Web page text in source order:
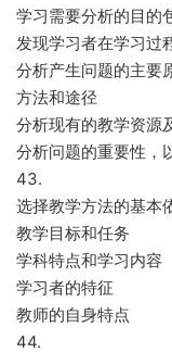
学习需要分析的目的
发现学习者在学习过
分析产生问题的主要
方法和途径
分析现有的教学资源
分析问题的重要性，
43.
选择教学方法的基本
教学目标和任务
学科特点和学习内容
学习者的特征
教师的自身特点
44.